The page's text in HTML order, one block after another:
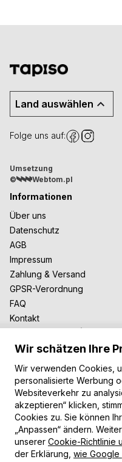
Land auswählen
Folge uns auf:
Umsetzung
©
Webtom.pl
Informationen
Über uns
Datenschutz
AGB
Impressum
Zahlung & Versand
GPSR-Verordnung
FAQ
Kontakt
Zusammenarbeit
Für Blogger
B2B-Zusammenarbeit
Unsere Teppiche
Moderne Teppiche
Vintage Teppiche
Shaggy Teppiche
Kinderteppiche
Zahlungsarten
Wir schätzen Ihre
Wir verwenden Cookies,
personalisierte Werbung
Websiteverkehr zu
akzeptieren“ klicken,
Cookies zu. Sie können
„Anpassen“ ändern.
unserer Cookie-Richtlinie
der Erklärung, wie